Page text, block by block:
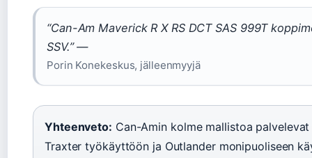
“Can-Am Maverick R X RS DCT SAS 999T
SSV.” —
Porin Konekeskus, jälleenmyyjä
Yhteenveto: Can-Amin kolme mallistoa
Traxter työkäyttöön ja Outlander monipuoliseen